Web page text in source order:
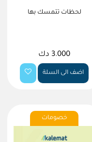
لحظات تتمسك بها
3.000 دك
اضف الى السلة
خصومات